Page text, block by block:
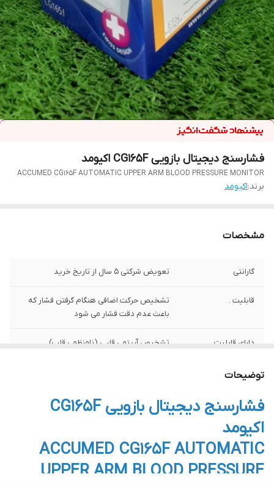
فشارسنج دیجیتال بازویی CG165F اکیومد
ACCUMED CG165F AUTOMATIC UPPER ARM BLOOD PRESSURE MONITOR
برند:اکیومد
مشخصات
گارانتی تعویض شرکتی 5 سال از تاریخ خرید
قابلیت .
تشخیص حرکت اضافی هنگام گرفتن فشار که
باعث عدم دقت فشار می شود
دارای قابلیت تشخیص آریتمی قلبی (نامنظمی قلب)
طول بازوبند
توضیحات
فشارسنج دیجیتال بازویی CG165F
اکیومد
ACCUMED CG165F AUTOMATIC
UPPER ARM BLOOD PRESSURE